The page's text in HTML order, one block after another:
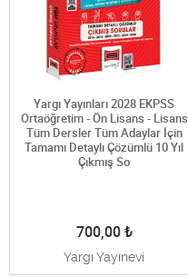
Yargı Yayınları 2028 EKPSS
Ortaöğretim - Ön Lisans - Lisans
Tüm Dersler Tüm Adaylar İçin
Tamamı Detaylı Çözümlü 10 Yıl
Çıkmış So
700,00₺
Yargı Yayınevi